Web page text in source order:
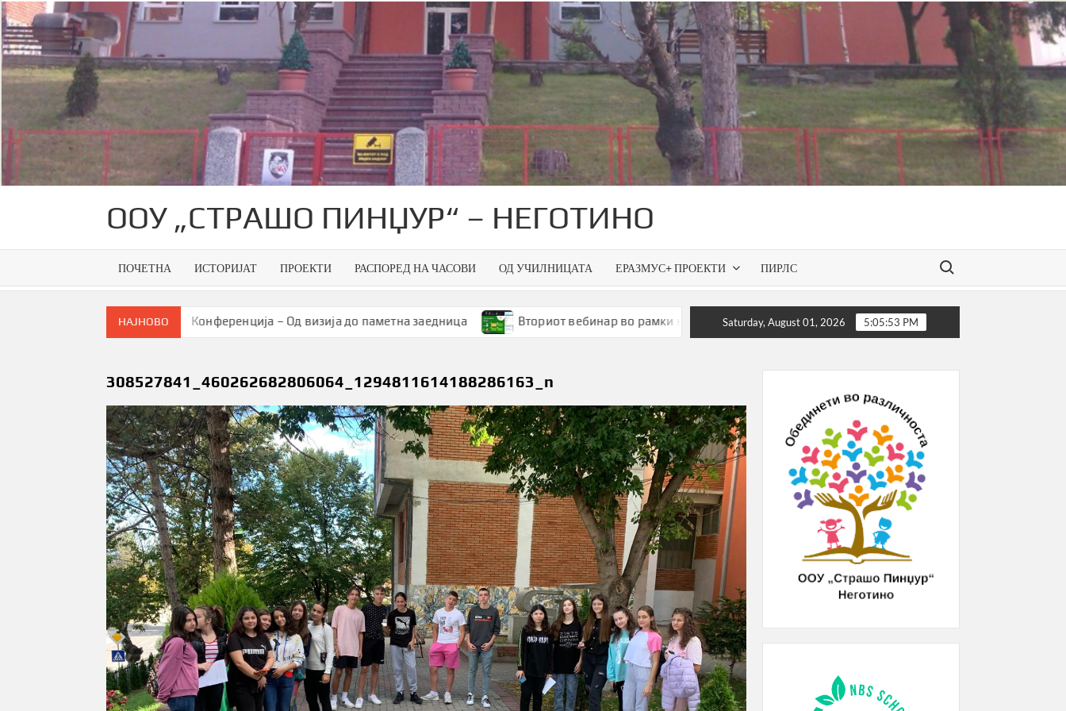
Skip
to
content
ООУ „СТРАШО ПИНЏУР“ – НЕГОТИНО
ПОЧЕТНА ИСТОРИЈАТ ПРОЕКТИ РАСПОРЕД НА ЧАСОВИ ОД УЧИЛНИЦАТА ЕРАЗМУС+ ПРОЕКТИ ПИРЛС
Search for:
НАЈНОВО
Конференција – Од визија до паметна заедница Вториот вебинар во рамки на Smart Green Spaces – презентирана одобрената програма за слободниот
Saturday, August 01, 2026 5:05:54 PM
308527841_460262682806064_1294811614188286163_n